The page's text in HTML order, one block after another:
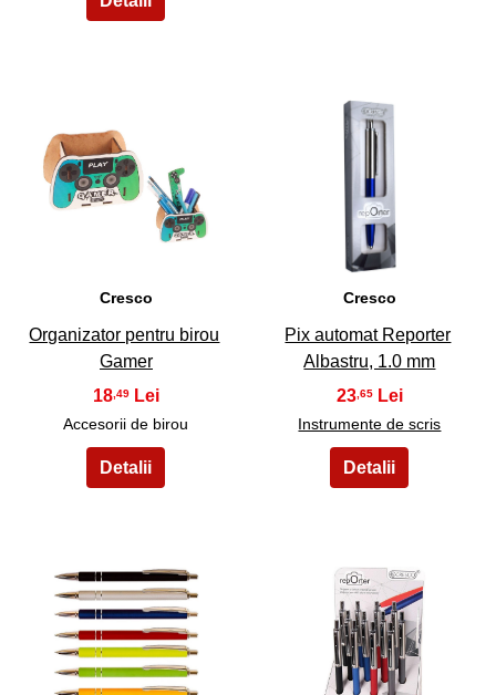
5
Cresco
Organizator pentru birou
Gamer
18 ,49
Accesorii de birou
6
Cresco
Pix automat Reporter
Albastru, 1.0 mm
23 ,65
Instrumente de scris
7 8